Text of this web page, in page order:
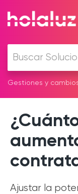
Gestiones y
Ajustar la